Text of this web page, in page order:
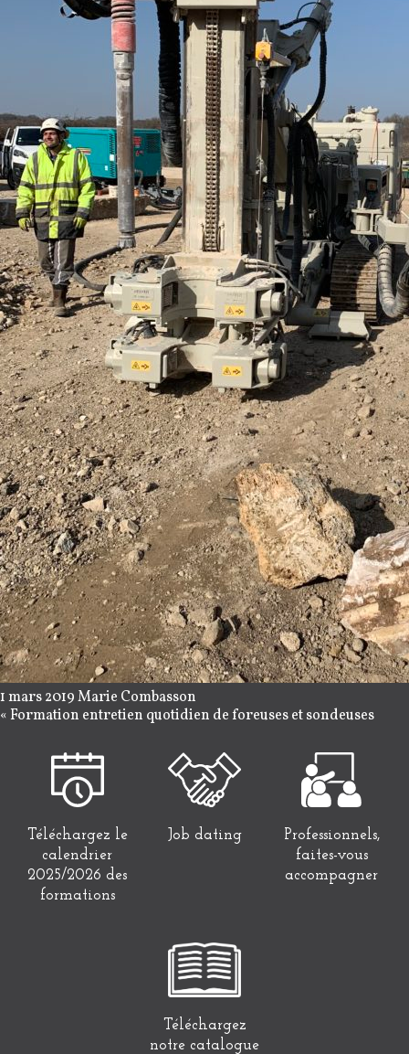
1 mars 2019Marie Combasson
«Formation entretien quotidien de foreuses et sondeuses
Téléchargez le
calendrier
2025/2026 des
formations
Job dating
Professionnels,
faites-vous
accompagner
Téléchargez
notre catalogue